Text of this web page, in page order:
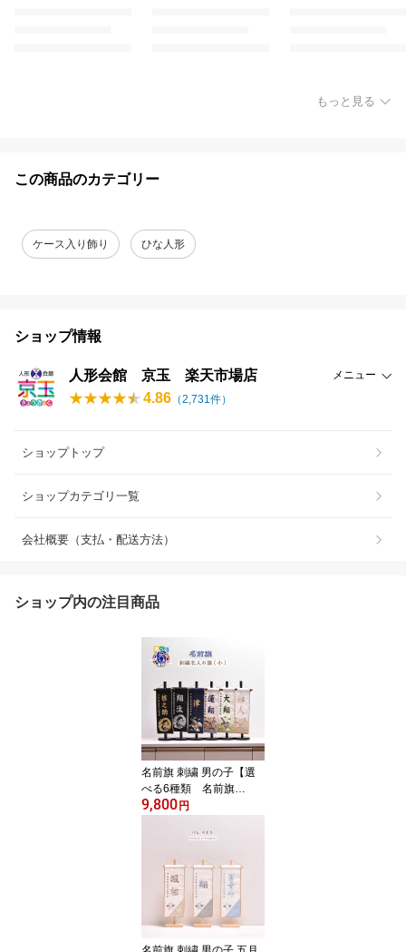
もっと見る
この商品のカテゴリー
ケース入り飾り ひな人形
ショップ情報
人形会館 京玉 楽天市場店 メニュー
4.86 （2,731件）
ショップトップ
ショップカテゴリ一覧
会社概要（支払・配送方法）
ショップ内の注目商品
名前旗 刺繍 男の子【選
べる6種類 名前旗
（小）】五月人形 刺繍名
繍名入れ旗（小）】 高さ
9,800 円